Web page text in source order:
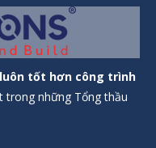
tốt hơn công trình
trong những Tổng thầu